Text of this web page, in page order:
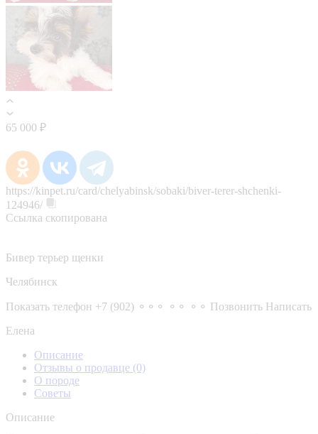
65 000 ₽
https://kinpet.ru/card/chelyabinsk/sobaki/biver-terer-shchenki-
124946/
Ссылка скопирована
Бивер терьер щенки
Челябинск
Показать телефон +7 (902) ⚬⚬⚬ ⚬⚬ ⚬⚬ Позвонить Написать
Елена
Описание
Отзывы о продавце (0)
О породе
Советы
Описание